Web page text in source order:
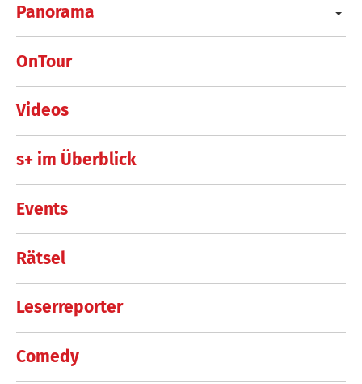
Panorama
OnTour
Videos
s+ im Überblick
Events
Rätsel
Leserreporter
Comedy